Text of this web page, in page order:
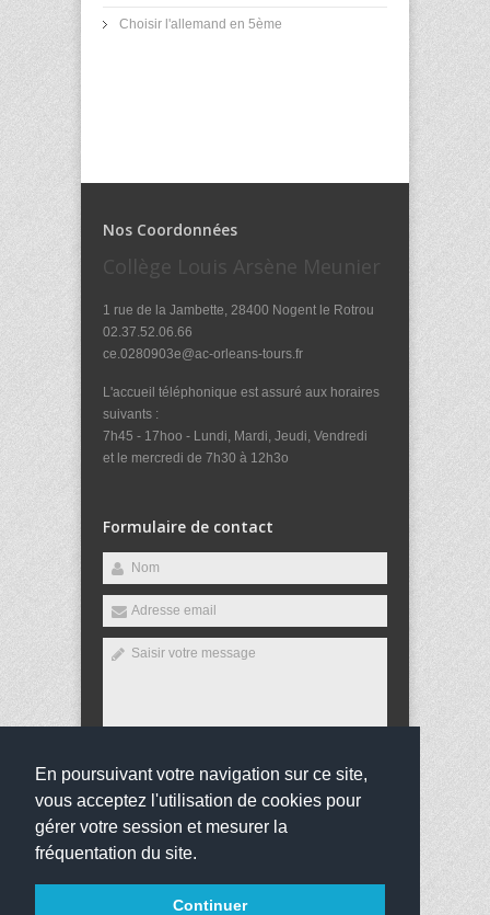
En poursuivant votre navigation sur ce site,
vous acceptez l'utilisation de cookies pour
gérer votre session et mesurer la
fréquentation du site.
Continuer
Choisir l'allemand en 5ème
Nos Coordonnées
Collège Louis Arsène Meunier
1 rue de la Jambette, 28400 Nogent le Rotrou
02.37.52.06.66
ce.0280903e@ac-orleans-tours.fr
L'accueil téléphonique est assuré aux horaires
suivants :
7h45 - 17hoo - Lundi, Mardi, Jeudi, Vendredi
et le mercredi de 7h30 à 12h3o
Formulaire de contact
Envoyer
droits réservés